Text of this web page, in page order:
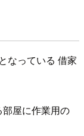
なっている 借家
屋に作業用の